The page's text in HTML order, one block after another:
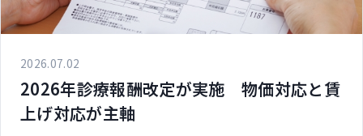
2026.07.02
2026年診療報酬改定が実施 物価対応と賃
上げ対応が主軸